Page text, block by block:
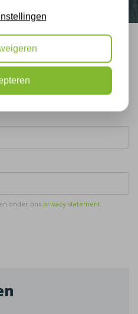
onder ons privacy statement.